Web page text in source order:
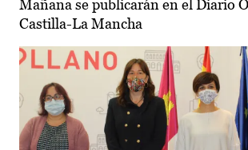
Mañana se publicarán en el Diario
Castilla-La Mancha